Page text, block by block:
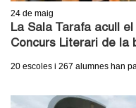
24 de maig
La Sala Tarafa acull
Concurs Literari de la
20 escoles i 267 alumnes han